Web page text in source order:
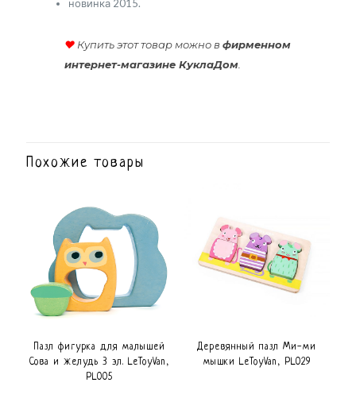
новинка 2015.
♥ Купить этот товар можно вфирменном
интернет-магазине КуклаДом
Похожие товары
Пазл фигурка для малышей
Сова и желудь 3 эл. LeToyVan,
PL005
Деревянный пазл Ми-ми
мышки LeToyVan, PL029